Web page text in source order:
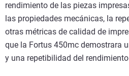
rendimiento de las piezas
las propiedades mecánicas, la
otras métricas de calidad de
que la Fortus 450mc demostrara
y una repetibilidad del